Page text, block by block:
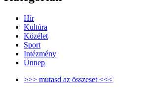
Hír
Kultúra
Közélet
Sport
Intézmény
Ünnep
>>> mutasd az összeset <<<